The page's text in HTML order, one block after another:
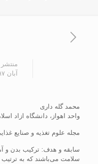
آبان ۱۳۹۷
محمد گله داری
واحد اهواز، دانشگاه ازاد
مجله علوم تغذیه و صنایع
سابقه و هدف: ترکیب بدن و
سلامت می‌باشند که به ترتیب